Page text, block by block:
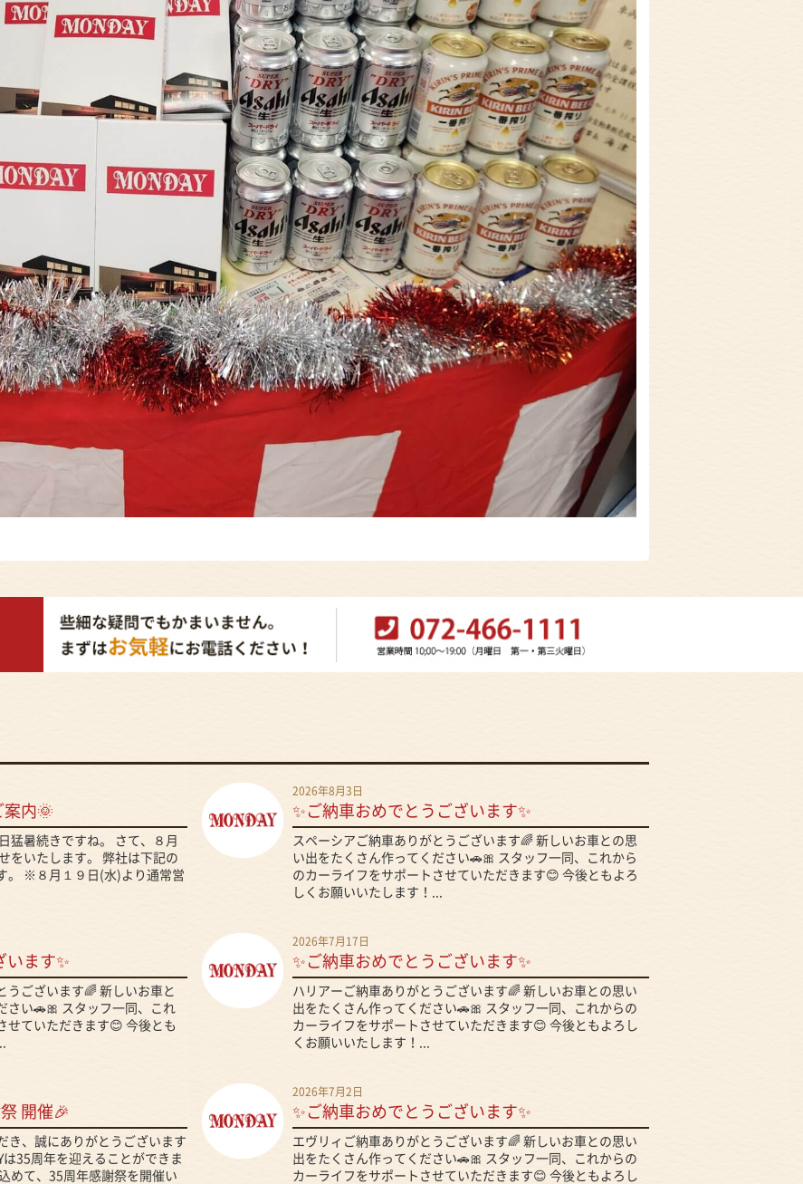
案内🌞
猛暑続きですね。 さて、８月
をいたします。 弊社は下記の
。 ※８月１９日(水)より通常営
2026年8月3日
✨ご納車おめでとうございます✨
スペーシアご納車ありがとうございます🌈 新しいお車との思
い出をたくさん作ってください🚗🎀 スタッフ一同、これから
のカーライフをサポートさせていただきます😊 今後ともよろ
しくお願いいたします！...
います✨
うございます🌈 新しいお車と
さい🚗🎀 スタッフ一同、これ
せていただきます😊 今後とも
2026年7月17日
✨ご納車おめでとうございます✨
ハリアーご納車ありがとうございます🌈 新しいお車との思い
出をたくさん作ってください🚗🎀 スタッフ一同、これからの
カーライフをサポートさせていただきます😊 今後ともよろし
くお願いいたします！...
開催🎉
き、誠にありがとうございます
は35周年を迎えることができま
めて、35周年感謝祭を開催い
2026年7月2日
✨ご納車おめでとうございます✨
エヴリィご納車ありがとうございます🌈 新しいお車との思い
出をたくさん作ってください🚗🎀 スタッフ一同、これからの
カーライフをサポートさせていただきます😊 今後ともよろし